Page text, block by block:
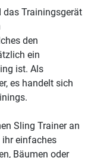
das Trainingsgerät
den
ein
ist. Als
es handelt sich
Sling Trainer an
ihr einfaches
Bäumen oder